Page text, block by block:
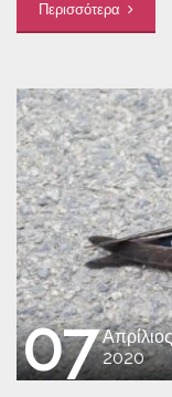
Περισσότερα
07 Απρίλιος
2020